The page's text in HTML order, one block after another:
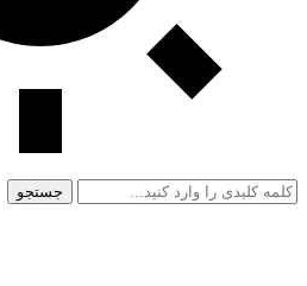
جستجو